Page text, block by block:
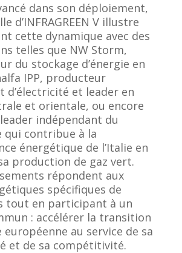
dans son déploiement,
d’INFRAGREEN V illustre
cette dynamique avec des
telles que NW Storm,
du stockage d’énergie en
IPP, producteur
d’électricité et leader en
et orientale, ou encore
indépendant du
qui contribue à la
énergétique de l’Italie en
production de gaz vert.
répondent aux
spécifiques de
tout en participant à un
: accélérer la transition
au service de sa
et de sa compétitivité.